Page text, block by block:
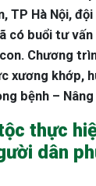
TP Hà Nội,
có buổi tư
Chương
xương khớp,
bệnh –
thực
dân